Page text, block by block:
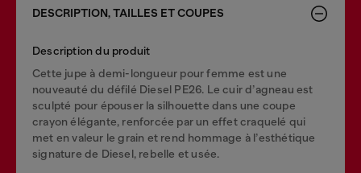
DESCRIPTION, TAILLES ET COUPES
Description du produit
Cette jupe à demi-longueur pour femme est une
nouveauté du défilé Diesel PE26. Le cuir d’agneau est
sculpté pour épouser la silhouette dans une coupe
crayon élégante, renforcée par un effet craquelé qui
met en valeur le grain et rend hommage à l’esthétique
signature de Diesel, rebelle et usée.